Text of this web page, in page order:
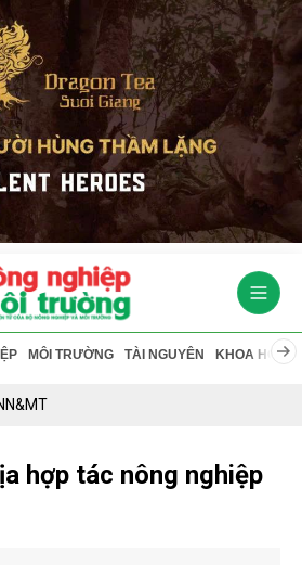
MÔI TRƯỜNG TÀI NGUYÊN KHOA HỌC
hợp tác nông nghiệp